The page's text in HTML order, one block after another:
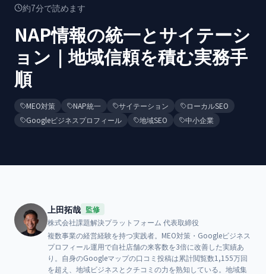
約7分で読めます
NAP情報の統一とサイテーシ
ョン｜地域信頼を積む実務手
順
MEO対策 NAP統一 サイテーション
ローカルSEO
Googleビジネスプロフィール
地域SEO 中小企業
上田拓哉 監修
株式会社課題解決プラットフォーム 代表取締役
複数事業の経営経験を持つ実践者。MEO対策・Googleビジネス
プロフィール運用で自社店舗の来客数を3倍に改善した実績あ
り。自身のGoogleマップの口コミ投稿は累計閲覧数1,155万回
を超え、地域ビジネスとクチコミの力を熟知している。地域集